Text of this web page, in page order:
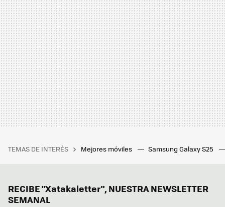
TEMAS DE INTERÉS Mejores móviles Samsung Galaxy S25
RECIBE "Xatakaletter", NUESTRA NEWSLETTER
SEMANAL